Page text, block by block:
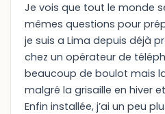
Je vois que tout le monde
mêmes questions pour
je suis a Lima depuis déjà
chez un opérateur de
beaucoup de boulot mais
malgré la grisaille en hiver
Enfin installée, j’ai un peu